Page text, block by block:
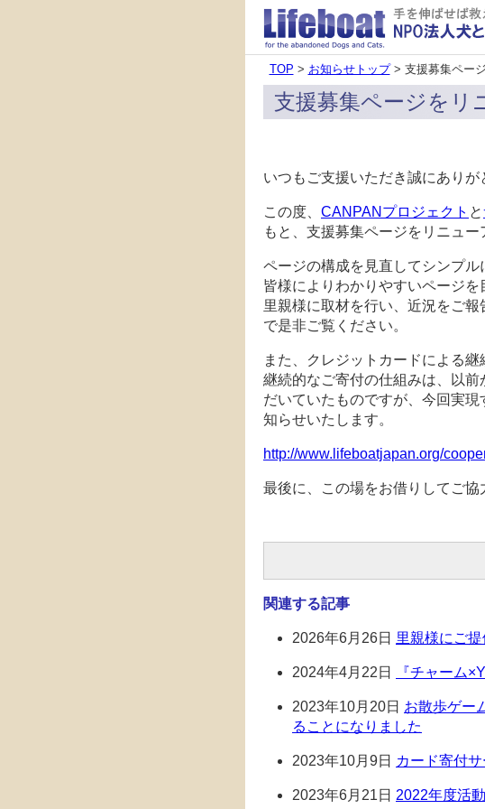
TOP > お知らせトップ> 支援募集ペー
支援募集ページをリ
いつもご支援いただき誠にありが
この度、 CANPANプロジェクト と
もと、支援募集ページをリニュー
ページの構成を見直してシンプル
皆様によりわかりやすいページを
里親様に取材を行い、 近況をご報
で是非ご覧ください。
また、クレジットカードによる継
継続的なご寄付の仕組みは、
以前
だいていたものですが、 今回実現
知らせいたします。
http://www.lifeboatjapan.org/
最後に、 この場をお借りしてご協
関連する記事
2026年6月26日 里親様にご
2024年4月22日 『チャーム
2023年10月20日 お散歩ゲー
ることになりました
2023年10月9日 カード寄付
2023年6月21日 2022年度活